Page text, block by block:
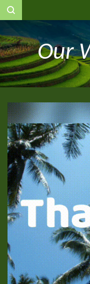
Ga
naar
de
hoofdinhoudOur